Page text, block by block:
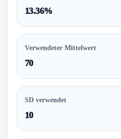
13.36%
Verwendeter Mittelwert
70
SD verwendet
10